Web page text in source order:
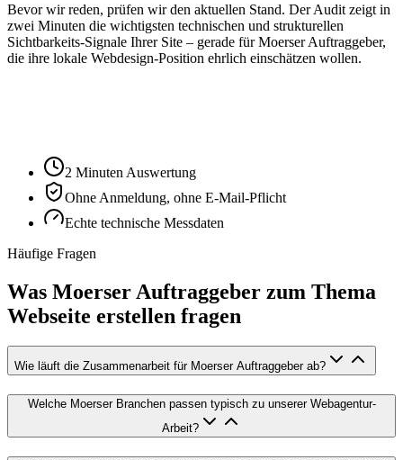
Bevor wir reden, prüfen wir den aktuellen Stand. Der Audit zeigt in
zwei Minuten die wichtigsten technischen und strukturellen
Sichtbarkeits-Signale Ihrer Site – gerade für Moerser Auftraggeber,
die ihre lokale Webdesign-Position ehrlich einschätzen wollen.
2 Minuten Auswertung
Ohne Anmeldung, ohne E-Mail-Pflicht
Echte technische Messdaten
Häufige Fragen
Was Moerser Auftraggeber zum Thema
Webseite erstellen fragen
Wie läuft die Zusammenarbeit für Moerser Auftraggeber ab?
Welche Moerser Branchen passen typisch zu unserer Webagentur-
Arbeit?